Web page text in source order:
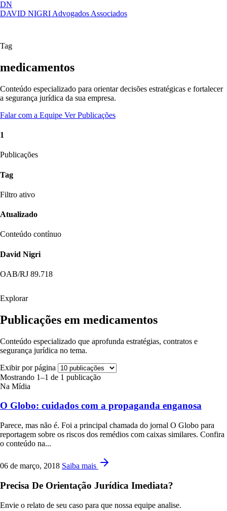
DN
DAVID NIGRI Advogados Associados
Artigos, sentenças, áreas de atuação,
Tag
medicamentos
Conteúdo especializado para orientar decisões estratégicas e fortalecer
a segurança jurídica da sua empresa.
Falar com a Equipe Ver Publicações
1
Publicações
Tag
Filtro ativo
Atualizado
Conteúdo contínuo
David Nigri
OAB/RJ 89.718
Explorar
Publicações em medicamentos
Conteúdo especializado que aprofunda estratégias, contratos e
segurança jurídica no tema.
Exibir por página
Mostrando 1–1 de 1 publicação
Na Mídia
O Globo: cuidados com a propaganda enganosa
Parece, mas não é. Foi a principal chamada do jornal O Globo para
reportagem sobre os riscos dos remédios com caixas similares. Confira
o conteúdo na...
06 de março, 2018 Saiba mais
Precisa De Orientação Jurídica Imediata?
Envie o relato de seu caso para que nossa equipe analise.